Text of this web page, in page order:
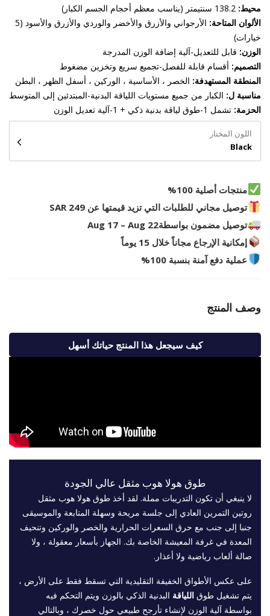
محيط:
الألوان المتاحة:
الأرجواني والأزرق والأخضر والوردي والأزرق والأسود (5
خيارات)
الوزن: قابل للتعديل-آلية إضافة الوزن المدرجة
التصميم: أقسام قابلة للفصل-تجميع سريع وتخزين مضغوط
المنطقة المستهدفة: الخصر ، الأساسية ، الوركين ، أسفل الظهر ، البطن
مناسبة ل: الكبار من جميع مستويات اللياقة البدنية-المبتدئين إلى المتوسط
الحزمة: تشمل 1-طوق لياقة بدنية ذكي + 1-آلية تعديل الوزن
اللون المختار
Black
منتجات أصلية 100%
توصيل مجاني للطلبات التي تزيد قيمتها عن 249 SAR
توصيل مضمون بواسطةAug 17 – Aug 22
إمكانية الإرجاع مجاناً خلال 15 يوماً
عملية دفع آمنة بنسبة 100%
وصف المنتج
كيف سيجعل هذا المنتج حياتك أسهل
طوق هولا هوب مثقل عالي الجودة
لا ينبغي أن تكون التدريبات مملة. لقد أخذ طوق هولا هوب مثقل
روتين التمرين العادي إلى جلسة مريحة وسهلة المتابعة والموسيقى
جنبا إلى جنب مع حرق السعرات الحرارية والخصر والوركين وتنحيف
المعدة في غرفة المعيشة الخاصة بك. الجهاز بأسعار معقولة ، ولا
صالة ألعاب رياضية ولا أعذار.
على عكس الأطواق الخفيفة التقليدية التي تسقط فقط على الأرض ،
يتم تشغيل طوق اللياقة البدنية الذكي بالوزن ويتم التحكم فيه
بواسطة آلية الوزن لإنشاء تأرجح طبيعي حول خصرك ، وبالتالي